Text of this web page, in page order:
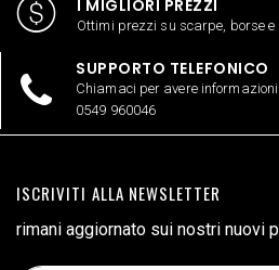
I MIGLIORI PREZZI
Ottimi prezzi su scarpe, borse
SUPPORTO TELEFONICO
Chiamaci per avere informazioni
0549 960046
ISCRIVITI ALLA NEWSLETTER
rimani aggiornato sui nostri nuovi